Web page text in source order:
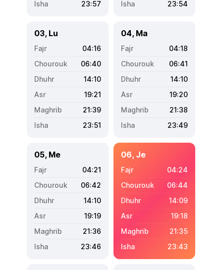
23:57
23:54
03, Lu
04:16
06:40
14:10
19:21
21:39
23:51
04, Ma
04:18
06:41
14:10
19:20
21:38
23:49
05, Me
04:21
06:42
14:10
19:19
21:36
23:46
06, Je
04:24
06:44
14:09
19:18
21:35
23:43